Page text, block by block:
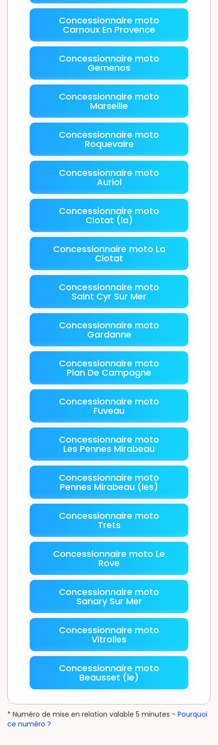
Concessionnaire moto
Carnoux En Provence
Concessionnaire moto
Gemenos
Concessionnaire moto
Marseille
Concessionnaire moto
Roquevaire
Concessionnaire moto
Auriol
Concessionnaire moto
Ciotat (la)
Concessionnaire moto La
Ciotat
Concessionnaire moto
Saint Cyr Sur Mer
Concessionnaire moto
Gardanne
Concessionnaire moto
Plan De Campagne
Concessionnaire moto
Fuveau
Concessionnaire moto
Les Pennes Mirabeau
Concessionnaire moto
Pennes Mirabeau (les)
Concessionnaire moto
Trets
Concessionnaire moto Le
Rove
Concessionnaire moto
Sanary Sur Mer
Concessionnaire moto
Vitrolles
Concessionnaire moto
Beausset (le)
* Numéro de mise en relation valable 5 minutes - Pourquoi
ce numéro ?